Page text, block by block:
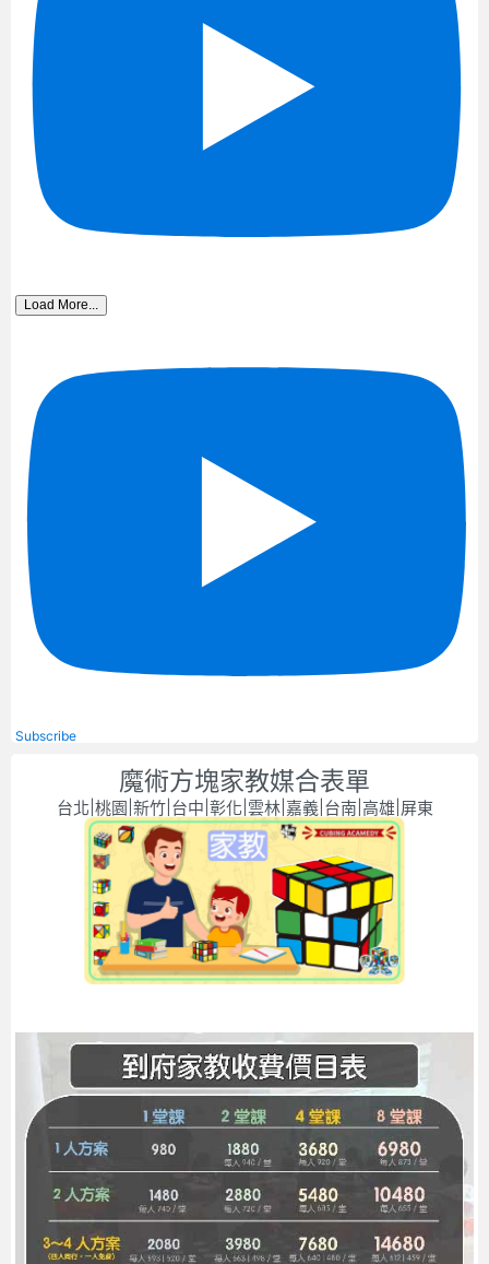
Load More...
Subscribe
魔術方塊家教媒合表單
台北|桃園|新竹|台中|彰化|雲林|嘉義|台南|高雄|屏東